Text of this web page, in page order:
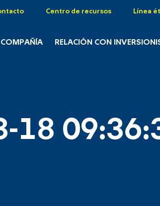
Centro de recursos Línea
COMPAÑÍA RELACIÓN CON
18